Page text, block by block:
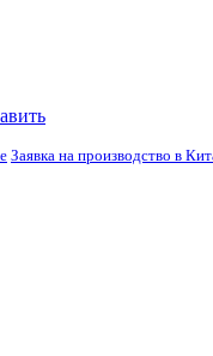
Заявка на производство в